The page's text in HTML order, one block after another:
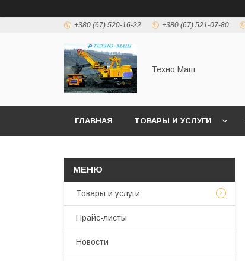
+380 (67) 520-16-22 +380 (67) 521-07-80
Техно Маш
ГЛАВНАЯ ТОВАРЫ И УСЛУГИ
Товары и услуги
Прайс-листы
Новости